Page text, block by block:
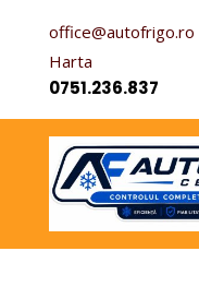
office@autofrigo.ro
Harta
0751.236.837